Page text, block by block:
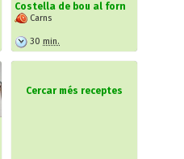
Costella de bou al forn
Carns
30 min.
Cercar més receptes